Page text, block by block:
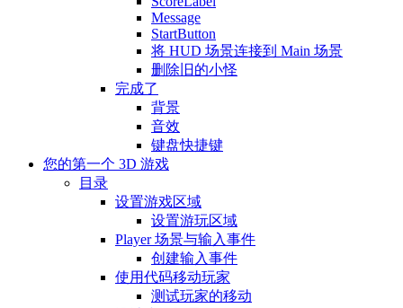
Message
StartButton
将 HUD 场景连接到 Main 场景
删除旧的小怪
完成了
背景
音效
键盘快捷键
您的第一个 3D 游戏
目录
设置游戏区域
设置游玩区域
Player 场景与输入事件
创建输入事件
使用代码移动玩家
测试玩家的移动